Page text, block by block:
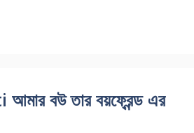
বউ তার বয়ফ্রেন্ড এর